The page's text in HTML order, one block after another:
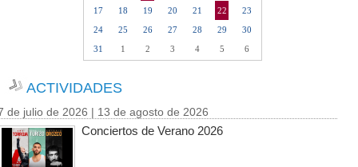
17
18 19 20 21 22
23
24
25 26 27 28 29
30
31
1 2 3 4 5 6
ACTIVIDADES
de julio de 2026 | 13 de agosto de 2026
Conciertos de Verano 2026